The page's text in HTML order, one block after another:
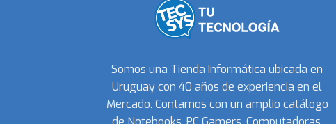
Somos una Tienda Informática ubicada en
Uruguay con 40 años de experiencia en el
Mercado. Contamos con un amplio catálogo